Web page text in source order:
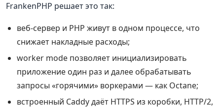
FrankenPHP решает это так:
веб-сервер и PHP живут в одном процессе, что
снижает накладные расходы;
worker mode позволяет инициализировать
приложение один раз и далее обрабатывать
запросы «горячими» воркерами — как Octane;
встроенный Caddy даёт HTTPS из коробки, HTTP/2,